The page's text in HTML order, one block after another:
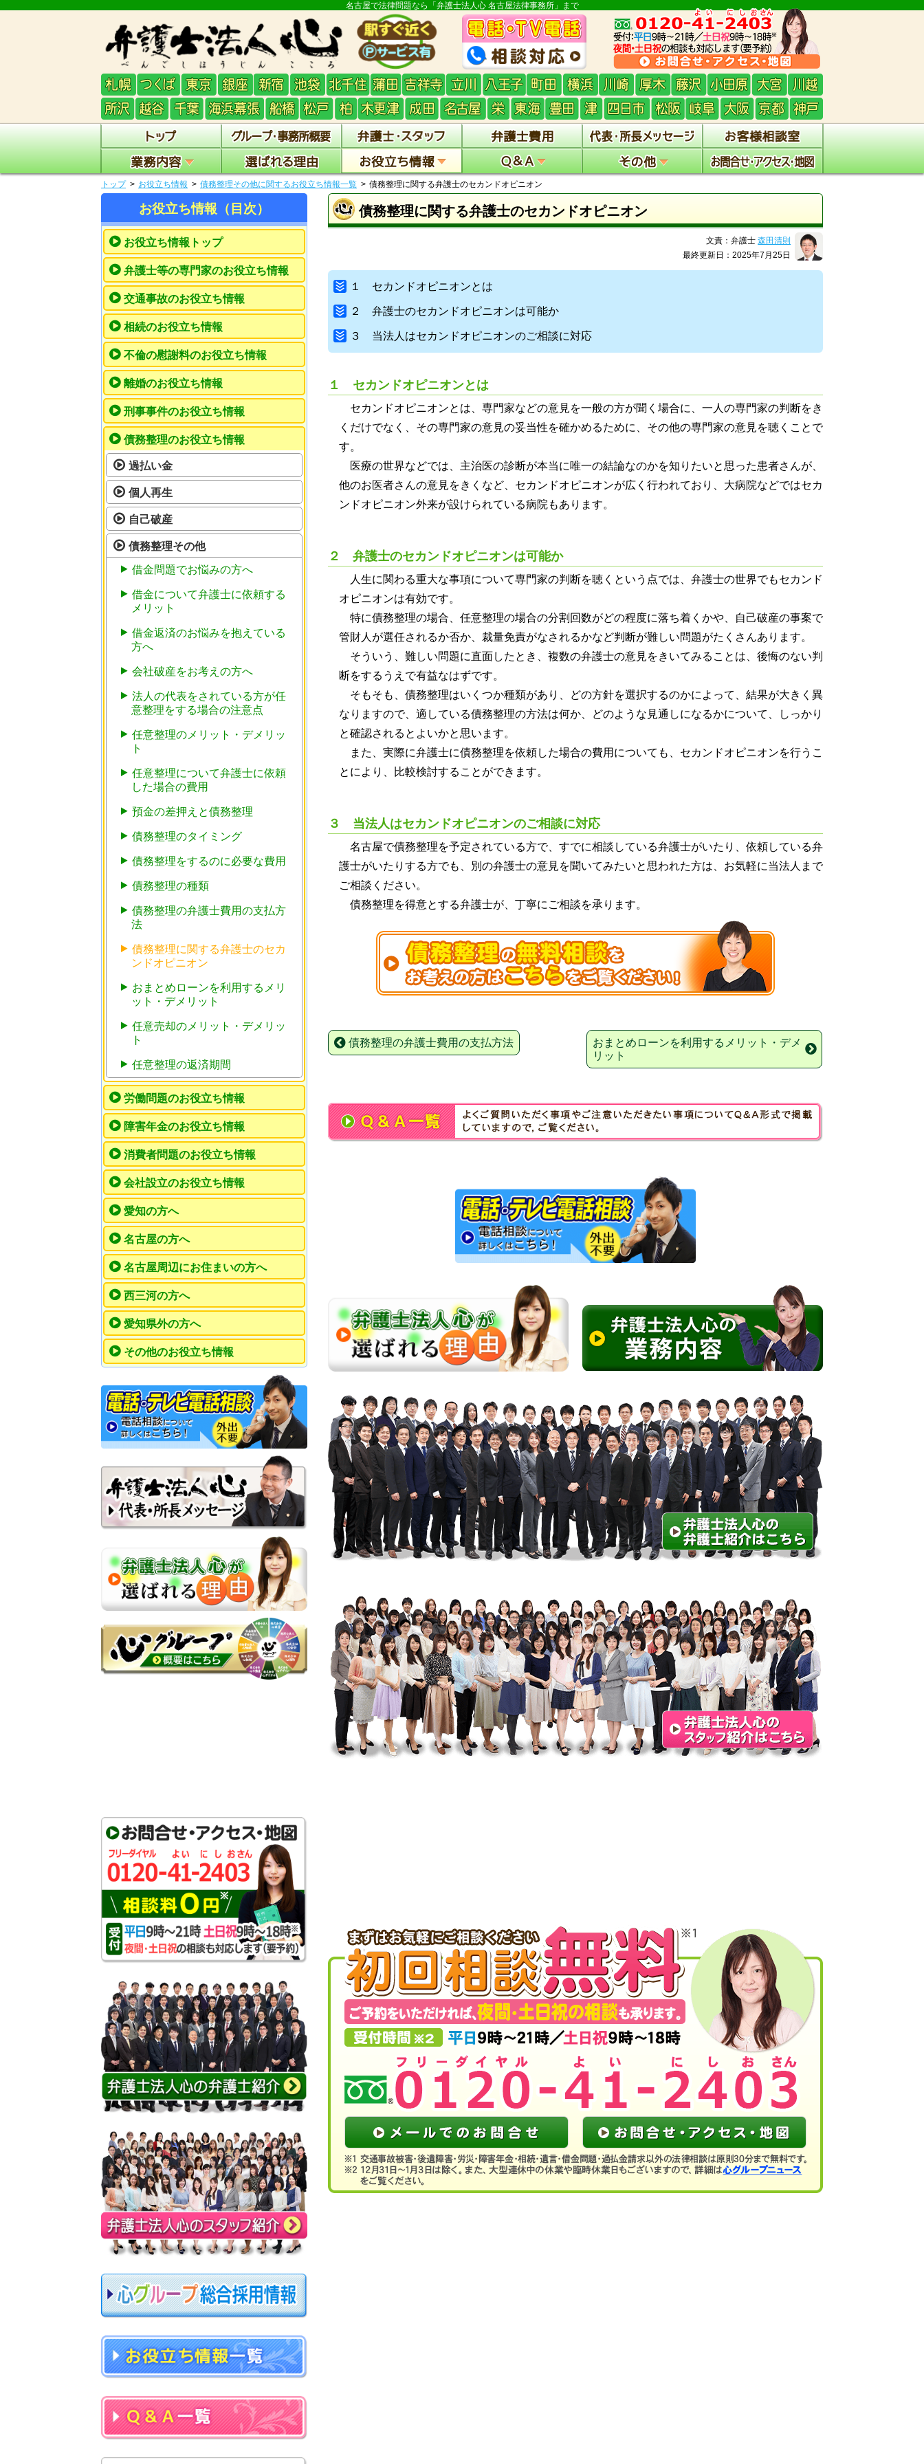
名古屋で法律問題なら「弁護士法人心 名古屋法律事務所」まで
トップ お役立ち情報 債務整理その他に関するお役立ち情報一覧 債務整理に関する弁護士のセカンドオピニオン
債務整理に関する弁護士のセカンドオピニオン
文責：弁護士森田清則
最終更新日：2025年7月25日
１ セカンドオピニオンとは
２ 弁護士のセカンドオピニオンは可能か
３ 当法人はセカンドオピニオンのご相談に対応
１ セカンドオピニオンとは
セカンドオピニオンとは、専門家などの意見を一般の方が聞く場合に、一人の専門家の判断をき
くだけでなく、その専門家の意見の妥当性を確かめるために、その他の専門家の意見を聴くことで
す。
医療の世界などでは、主治医の診断が本当に唯一の結論なのかを知りたいと思った患者さんが、
他のお医者さんの意見をきくなど、セカンドオピニオンが広く行われており、大病院などではセカ
ンドオピニオン外来が設けられている病院もあります。
２ 弁護士のセカンドオピニオンは可能か
人生に関わる重大な事項について専門家の判断を聴くという点では、弁護士の世界でもセカンド
オピニオンは有効です。
特に債務整理の場合、任意整理の場合の分割回数がどの程度に落ち着くかや、自己破産の事案で
管財人が選任されるか否か、裁量免責がなされるかなど判断が難しい問題がたくさんあります。
そういう、難しい問題に直面したとき、複数の弁護士の意見をきいてみることは、後悔のない判
断をするうえで有益なはずです。
そもそも、債務整理はいくつか種類があり、どの方針を選択するのかによって、結果が大きく異
なりますので、適している債務整理の方法は何か、どのような見通しになるかについて、しっかり
と確認されるとよいかと思います。
また、実際に弁護士に債務整理を依頼した場合の費用についても、セカンドオピニオンを行うこ
とにより、比較検討することができます。
３ 当法人はセカンドオピニオンのご相談に対応
名古屋で債務整理を予定されている方で、すでに相談している弁護士がいたり、依頼している弁
護士がいたりする方でも、別の弁護士の意見を聞いてみたいと思われた方は、お気軽に当法人まで
ご相談ください。
債務整理を得意とする弁護士が、丁寧にご相談を承ります。
債務整理の弁護士費用の支払方法
おまとめローンを利用するメリット・デメ
リット
お役立ち情報（目次）
お役立ち情報トップ
弁護士等の専門家のお役立ち情報
交通事故のお役立ち情報
相続のお役立ち情報
不倫の慰謝料のお役立ち情報
離婚のお役立ち情報
刑事事件のお役立ち情報
債務整理のお役立ち情報
過払い金
個人再生
自己破産
債務整理その他
借金問題でお悩みの方へ
借金について弁護士に依頼する
メリット
借金返済のお悩みを抱えている
方へ
会社破産をお考えの方へ
法人の代表をされている方が任
意整理をする場合の注意点
任意整理のメリット・デメリッ
ト
任意整理について弁護士に依頼
した場合の費用
預金の差押えと債務整理
債務整理のタイミング
債務整理をするのに必要な費用
債務整理の種類
債務整理の弁護士費用の支払方
法
債務整理に関する弁護士のセカ
ンドオピニオン
おまとめローンを利用するメリ
ット・デメリット
任意売却のメリット・デメリッ
ト
任意整理の返済期間
労働問題のお役立ち情報
障害年金のお役立ち情報
消費者問題のお役立ち情報
会社設立のお役立ち情報
愛知の方へ
名古屋の方へ
名古屋周辺にお住まいの方へ
西三河の方へ
愛知県外の方へ
その他のお役立ち情報